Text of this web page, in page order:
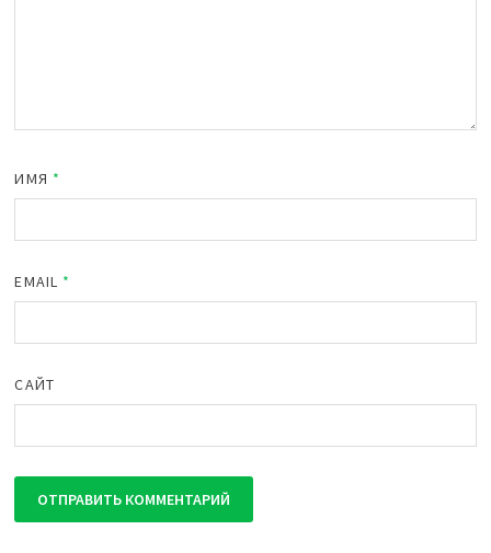
ИМЯ *
EMAIL *
САЙТ